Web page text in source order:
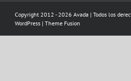
Copyright 2012 - 2026 Avada | Todos los
WordPress | Theme Fusion